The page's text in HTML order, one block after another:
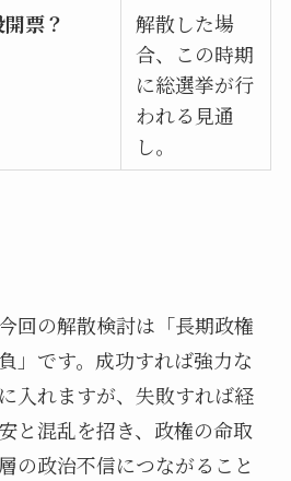
票？
解散した場
合、この時期
に総選挙が行
われる見通
し。
回の解散検討は「長期政権
」です。成功すれば強力な
入れますが、失敗すれば経
と混乱を招き、政権の命取
の政治不信につながること